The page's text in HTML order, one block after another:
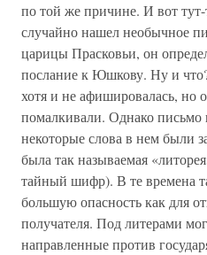
по той же причине. И вот
случайно нашел необычное
царицы Прасковьи, он
послание к Юшкову. Ну и
хотя и не афишировалась, но
помалкивали. Однако
некоторые слова в нем были
была так называемая
тайный шифр). В те времена
большую опасность как для
получателя. Под литерами
направленные против